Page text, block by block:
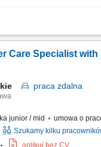
kontakt z
usług finansowych oraz
nowych klientów
z kluczowymi
Care Specialist with
praca zdalna
junior / mid umowa o
Szukamy kilku
aplikuj bez CV